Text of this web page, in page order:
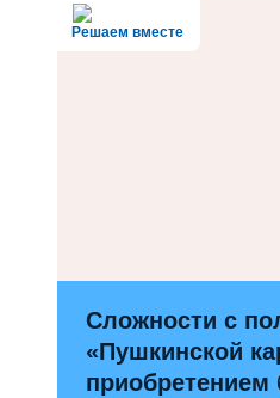
Решаем вместе
Сложности с
«Пушкинской
приобретением